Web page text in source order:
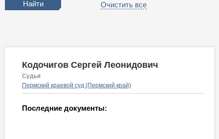
Очистить все
Кодочигов Сергей Леонидович
Судья
Пермский краевой суд (Пермский край)
Последние документы: